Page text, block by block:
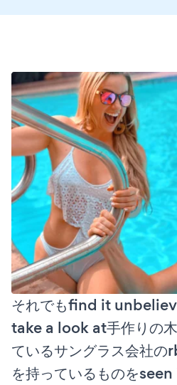
それでもfind it
take a look at手作りの
ているサングラス会社
を持っているものを